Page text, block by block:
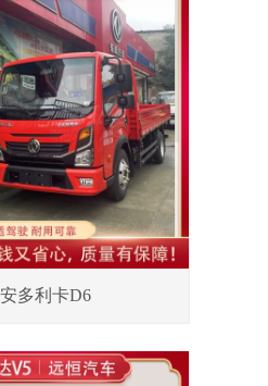
多利卡D6